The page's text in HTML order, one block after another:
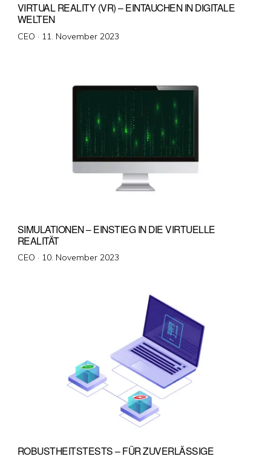
VIRTUAL REALITY (VR) – EINTAUCHEN IN DIGITALE
WELTEN
CEO · Veröffentlicht
11. November 2023
SIMULATIONEN – EINSTIEG IN DIE VIRTUELLE
REALITÄT
CEO · Veröffentlicht
10. November 2023
ROBUSTHEITSTESTS – FÜR ZUVERLÄSSIGE